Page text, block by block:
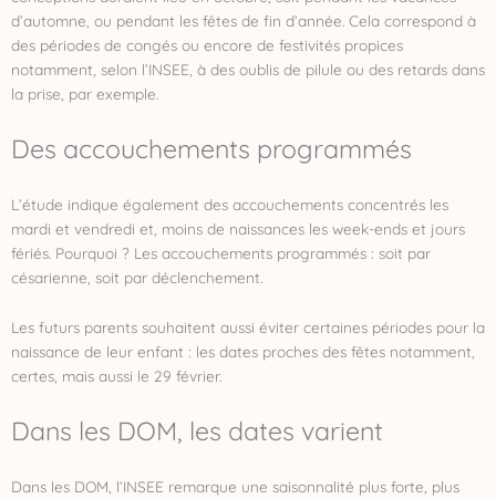
d’automne, ou pendant les fêtes de fin d’année. Cela correspond à
des périodes de congés ou encore de festivités propices
notamment, selon l’INSEE, à des oublis de pilule ou des retards dans
la prise, par exemple.
Des accouchements programmés
L’étude indique également des accouchements concentrés les
mardi et vendredi et, moins de naissances les week-ends et jours
fériés. Pourquoi ? Les accouchements programmés : soit par
césarienne, soit par déclenchement.
Les futurs parents souhaitent aussi éviter certaines périodes pour la
naissance de leur enfant : les dates proches des fêtes notamment,
certes, mais aussi le 29 février.
Dans les DOM, les dates varient
Dans les DOM, l’INSEE remarque une saisonnalité plus forte, plus